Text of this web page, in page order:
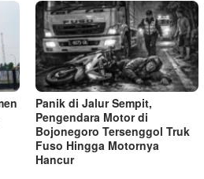
Panik di Jalur Sempit,
Pengendara Motor di
Bojonegoro Tersenggol Truk
Fuso Hingga Motornya
Hancur